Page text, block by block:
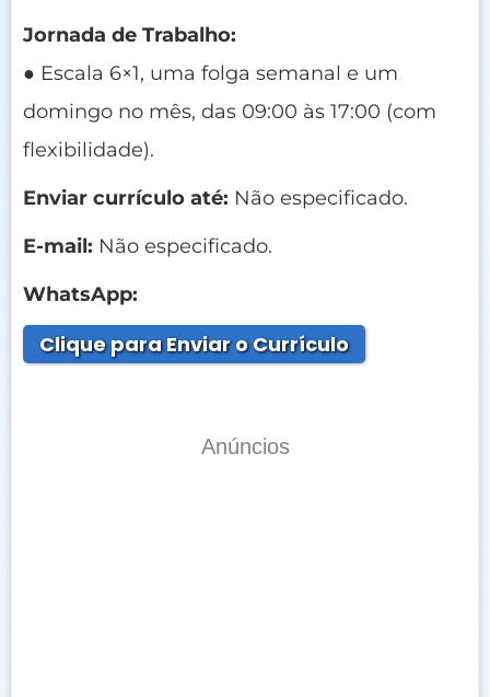
Jornada de Trabalho:
● Escala 6×1, uma folga semanal e um
domingo no mês, das 09:00 às 17:00 (com
flexibilidade).
Enviar currículo até: Não especificado.
E-mail: Não especificado.
WhatsApp:
Clique para Enviar o Currículo
Anúncios